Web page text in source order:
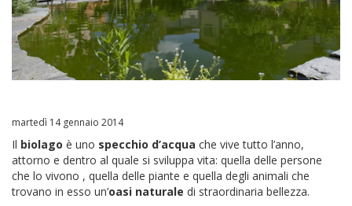
martedì 14 gennaio 2014
Il biolago è uno specchio d’acqua che vive tutto l’anno,
attorno e dentro al quale si sviluppa vita: quella delle persone
che lo vivono , quella delle piante e quella degli animali che
trovano in esso un’oasi naturale di straordinaria bellezza.